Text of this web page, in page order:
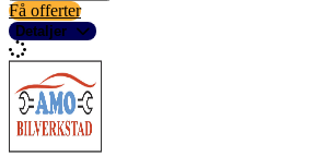
Få offerter
Detaljer